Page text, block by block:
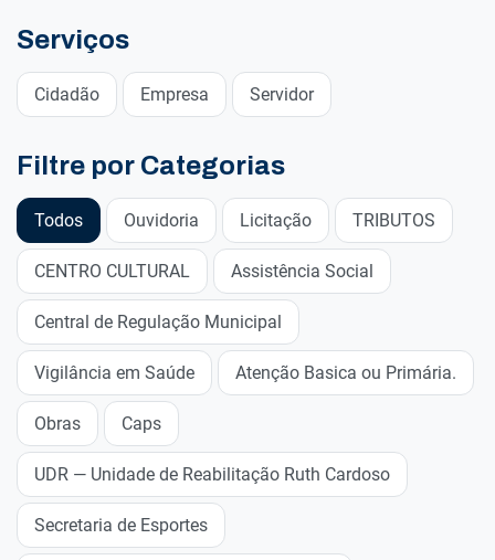
Serviços
Cidadão Empresa Servidor
Filtre por Categorias
Todos Ouvidoria Licitação TRIBUTOS
CENTRO CULTURAL Assistência Social
Central de Regulação Municipal
Vigilância em Saúde Atenção Basica ou Primária.
Obras Caps
UDR — Unidade de Reabilitação Ruth Cardoso
Secretaria de Esportes